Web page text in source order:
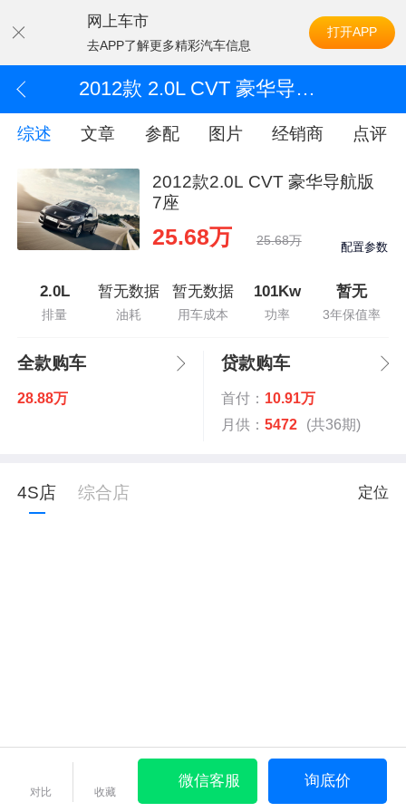
网上车市
去APP了解更多精彩汽车信息
打开APP
2012款 2.0L CVT 豪华导航版 7座
综述 文章 参配 图片 经销商 点评
2012款2.0L CVT 豪华导航版
7座
25.68万 25.68万 配置参数
2.0L
排量
暂无数据
油耗
暂无数据
用车成本
101Kw
功率
暂无
3年保值率
全款购车
28.88万
贷款购车
首付： 10.91万
月供： 5472 (共36期)
4S店 综合店 定位
对比 收藏
微信客服 询底价